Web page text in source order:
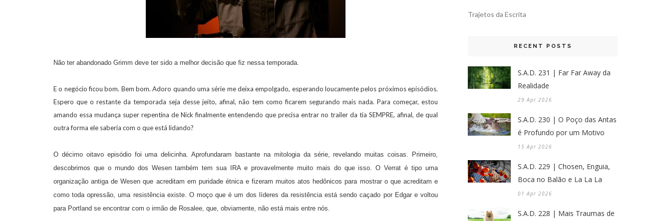
Não ter abandonado Grimm deve ter sido a melhor decisão que fiz nessa temporada.
E o negócio ficou bom. Bem bom. Adoro quando uma série me deixa empolgado, esperando loucamente pelos próximos episódios.
Espero que o restante da temporada seja desse jeito, afinal, não tem como ficarem segurando mais nada. Para começar, estou
amando essa mudança super repentina de Nick finalmente entendendo que precisa entrar no trailer da tia SEMPRE, afinal, de qual
outra forma ele saberia com o que está lidando?
O décimo oitavo episódio foi uma delicinha. Aprofundaram bastante na mitologia da série, revelando muitas coisas. Primeiro,
descobrimos que o mundo dos Wesen também tem sua IRA e provavelmente muito mais do que isso. O Verrat é tipo uma
organização antiga de Wesen que acreditam em puridade étnica e fizeram muitos atos hedônicos para mostrar o que acreditam e
como toda opressão, uma resistência existe. O moço que é um dos líderes da resistência está sendo caçado por Edgar e voltou
para Portland se encontrar com o irmão de Rosalee, que, obviamente, não está mais entre nós.
Trajetos da Escrita
RECENT POSTS
S.A.D. 231 | Far Far Away da
Realidade
29 Apr 2026
S.A.D. 230 | O Poço das Antas
é Profundo por um Motivo
15 Apr 2026
S.A.D. 229 | Chosen, Enguia,
Boca no Balão e La La La
01 Apr 2026
S.A.D. 228 | Mais Traumas de